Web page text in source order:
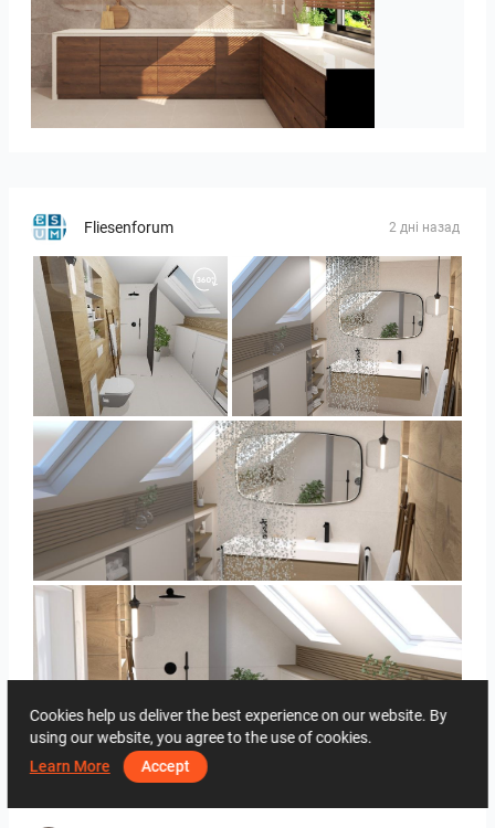
Fliesenforum 2 дні назад
Panorama-02 Bild_3
Bild_3
Bild_2
Cookies help us deliver the best experience on our website. By
using our website, you agree to the use of cookies.
Learn More
Accept